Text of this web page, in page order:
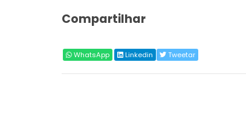
Compartilhar
WhatsApp Linkedin Tweetar